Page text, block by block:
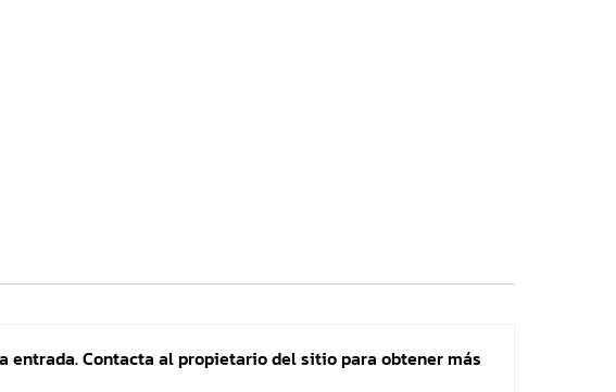
entrada. Contacta al propietario del sitio para obtener más